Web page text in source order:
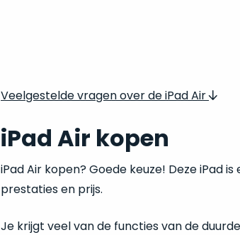
Veelgestelde vragen over de iPad Air
iPad Air kopen
iPad Air kopen? Goede keuze! Deze iPad
prestaties en prijs.
Je krijgt veel van de functies van de